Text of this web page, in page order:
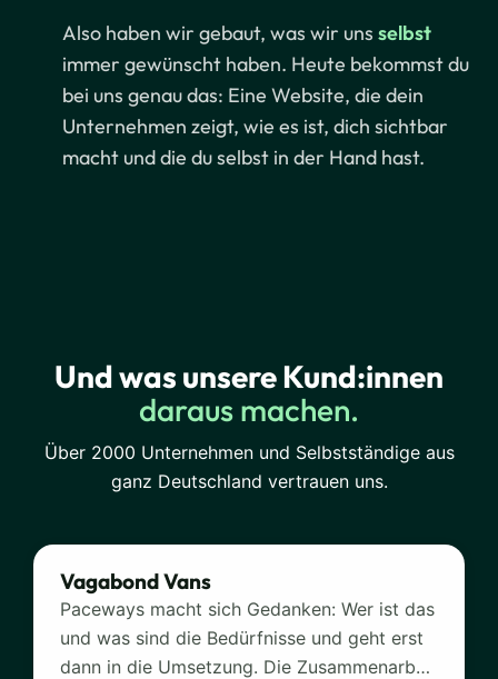
Also haben wir gebaut, was wir uns selbst
immer gewünscht haben. Heute bekommst du
bei uns genau das: Eine Website, die dein
Unternehmen zeigt, wie es ist, dich sichtbar
macht und die du selbst in der Hand hast.
Und was unsere Kund:innen
daraus machen.
Über 2000 Unternehmen und Selbstständige aus
ganz Deutschland vertrauen uns.
Vagabond Vans
Paceways macht sich Gedanken: Wer ist das
und was sind die Bedürfnisse und geht erst
dann in die Umsetzung. Die Zusammenarbeit